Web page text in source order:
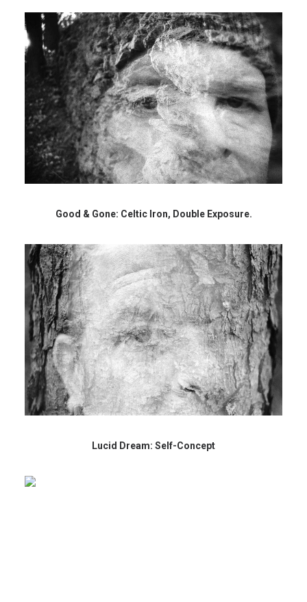
Good & Gone: Celtic Iron, Double Exposure.
Lucid Dream: Self-Concept